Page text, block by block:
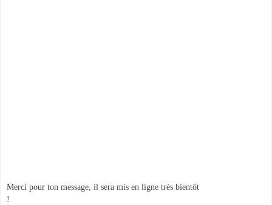
Merci pour ton message, il sera mis en ligne très bientôt
!